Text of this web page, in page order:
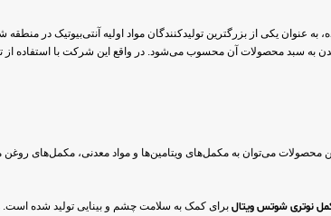
به عنوان یکی از بزرگترین تولیدکنندگان مواد اولیه آنتی‌بیوتیک در
به سبد محصولات آن محسوب می‌شود. در واقع این شرکت با استفاده از
نوتری شوتس ویتال برای کمک به سلامت چشم و بینایی تولید شده